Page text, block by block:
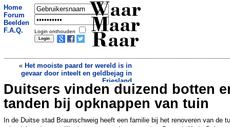
Home
Forum
Beelden
F.A.Q.
Login onthouden
Waar
Maar
Raar
« Het mooiste paard ter wereld is in
gevaar door inteelt en geldbejag in
Friesland
14-jarige Hamza terroriseert Parijs, al
ziet zijn vader dat anders»
Duitsers vinden duizend botten
tanden bij opknappen van tuin
In de Duitse stad Braunschweig heeft een familie bij het renoveren van de